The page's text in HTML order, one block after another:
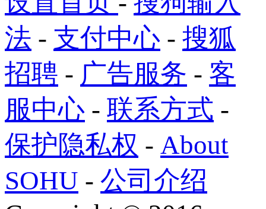
法 - 支付中心 - 搜狐
招聘 - 广告服务 - 客
服中心 - 联系方式 -
保护隐私权 - About
SOHU - 公司介绍